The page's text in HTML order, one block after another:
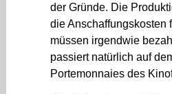
der Gründe. Die
die Anschaffungskosten
müssen irgendwie
passiert natürlich auf
Portemonnaies des